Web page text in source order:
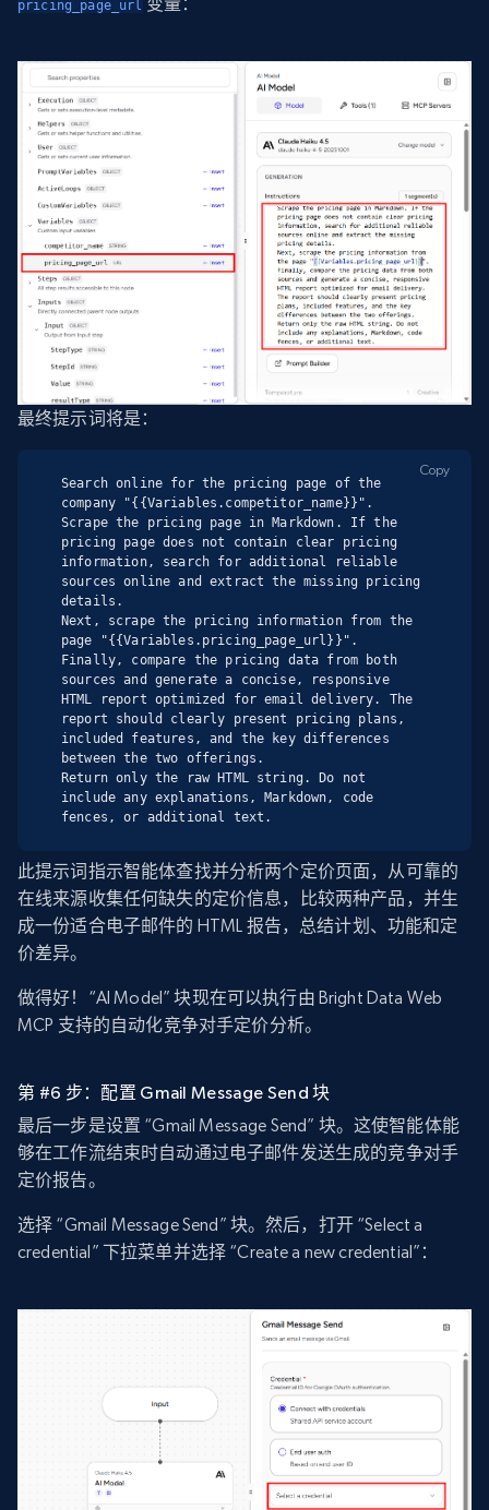
pricing_page_url
最终提示词将是：
Search online for the pricing page of the
company "{{Variables.competitor_name}}".
Scrape the pricing page in Markdown. If the
pricing page does not contain clear pricing
information, search for additional reliable
sources online and extract the missing pricing
details.
Next, scrape the pricing information from the
page "{{Variables.pricing_page_url}}".
Finally, compare the pricing data from both
sources and generate a concise, responsive
HTML report optimized for email delivery. The
report should clearly present pricing plans,
included features, and the key differences
between the two offerings.
Return only the raw HTML string. Do not
include any explanations, Markdown, code
fences, or additional text.
Copy
此提示词指示智能体查找并分析两个定价页面，从可靠的
在线来源收集任何缺失的定价信息，比较两种产品，并生
成一份适合电子邮件的 HTML 报告，总结计划、功能和定
价差异。
做得好！“AI Model” 块现在可以执行由 Bright Data Web
MCP 支持的自动化竞争对手定价分析。
第 #6 步：配置 Gmail Message Send 块
最后一步是设置 “Gmail Message Send” 块。这使智能体能
够在工作流结束时自动通过电子邮件发送生成的竞争对手
定价报告。
选择 “Gmail Message Send” 块。然后，打开 “Select a
credential” 下拉菜单并选择 “Create a new credential”：